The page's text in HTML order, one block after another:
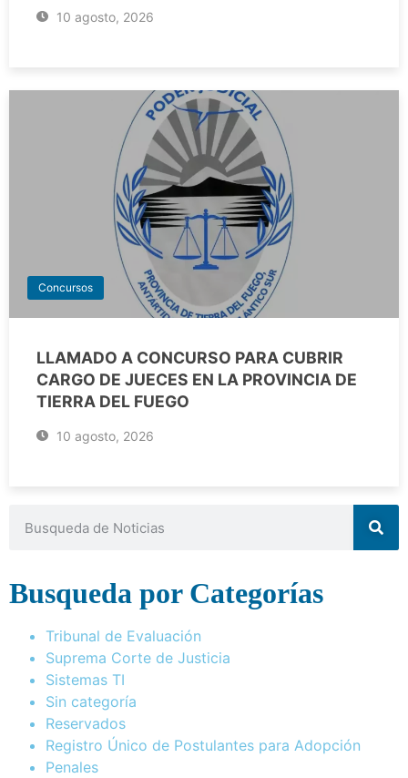
10 agosto, 2026
Concursos
LLAMADO A CONCURSO PARA CUBRIR
CARGO DE JUECES EN LA PROVINCIA DE
TIERRA DEL FUEGO
10 agosto, 2026
Busqueda por Categorías
Tribunal de Evaluación
Suprema Corte de Justicia
Sistemas TI
Sin categoría
Reservados
Registro Único de Postulantes para Adopción
Penales